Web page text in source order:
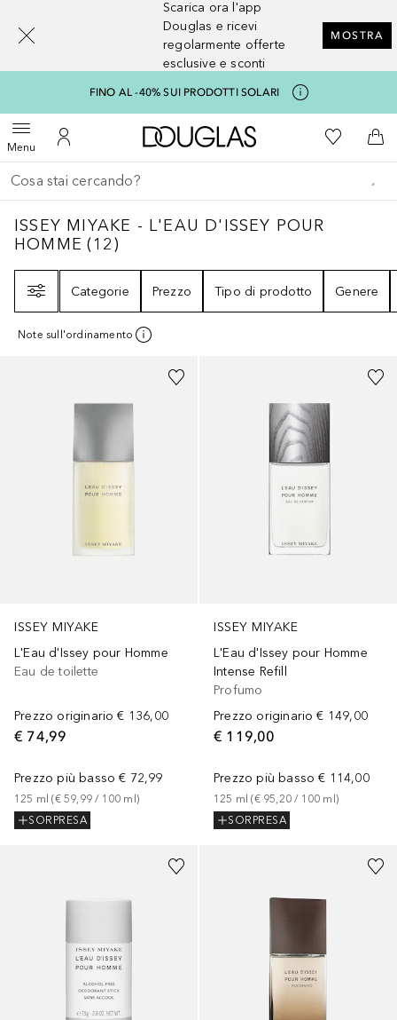
Scarica ora l'app
Douglas e ricevi
regolarmente offerte
esclusive e sconti
MOSTRA
FINO AL -40% SUI PRODOTTI SOLARI
MenuApri menuAl Mio Account
A Douglas HomeAlla Mia
Al
Torna indietro
Esegui ricerca
ISSEY MIYAKE - L'EAU D'ISSEY POUR
ISSEY MIYAKE - L'EAU D'ISSEY POUR
HOMME (12)
Categorie
Prezzo Tipo di prodotto Genere
Note sull'ordinamento
ISSEY MIYAKE
L'Eau d'Issey pour Homme
Eau de toilette
Prezzo originario € 136,00
€ 74,99
Prezzo più basso € 72,99
125 ml (€ 59,99 / 100 ml )
SORPRESA
ISSEY MIYAKE
L'Eau d'Issey pour Homme
Intense Refill
Profumo
Prezzo originario € 149,00
€ 119,00
Prezzo più basso € 114,00
125 ml (€ 95,20 / 100 ml )
SORPRESA
[navigation.slideout.screenreader]